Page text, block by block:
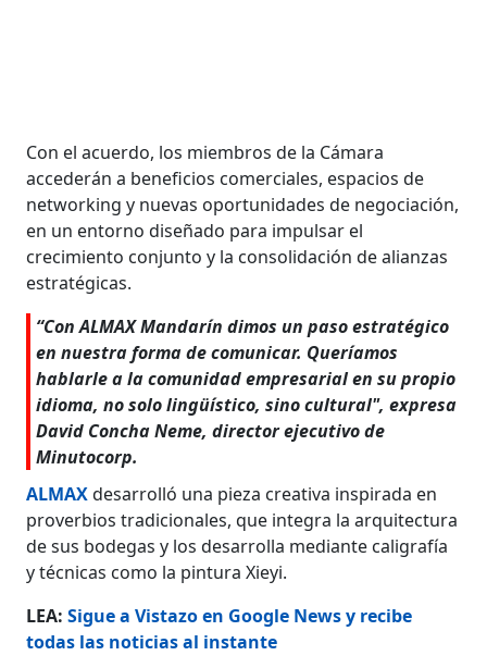
Con el acuerdo, los miembros de la Cámara
accederán a beneficios comerciales, espacios de
networking y nuevas oportunidades de negociación,
en un entorno diseñado para impulsar el
crecimiento conjunto y la consolidación de alianzas
estratégicas.
“Con ALMAX Mandarín dimos un paso estratégico
en nuestra forma de comunicar. Queríamos
hablarle a la comunidad empresarial en su propio
idioma, no solo lingüístico, sino cultural", expresa
David Concha Neme, director ejecutivo de
Minutocorp.
ALMAXdesarrolló una pieza creativa inspirada en
proverbios tradicionales, que integra la arquitectura
de sus bodegas y los desarrolla mediante caligrafía
y técnicas como la pintura Xieyi.
LEA: Sigue a Vistazo en Google News y recibe
todas las noticias al instante